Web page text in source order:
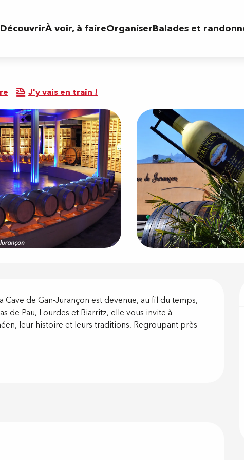
DécouvrirÀ voir, à faireOrganiserBalades et
J'y vais en train !
Cave de Gan-Jurançon est devenue, au fil du temps,
de Pau, Lourdes et Biarritz, elle vous invite à
leur histoire et leurs traditions. Regroupant près